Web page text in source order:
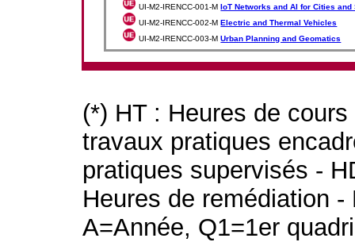
UI-M2-IRENCC-001-MIoT Networks and AI for Cities and
UI-M2-IRENCC-002-MElectric and Thermal Vehicles
UI-M2-IRENCC-003-MUrban Planning and Geomatics
(*) HT : Heures de
travaux pratiques
pratiques supervisés -
Heures de remédiation
A=Année, Q1=1er